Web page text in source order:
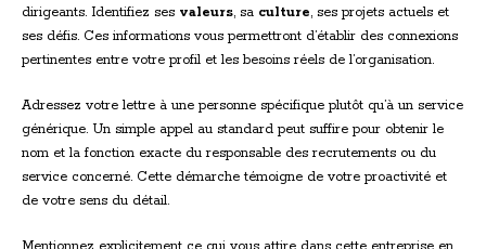
dirigeants. Identifiez ses valeurs, sa culture, ses projets actuels et
ses défis. Ces informations vous permettront d’établir des connexions
pertinentes entre votre profil et les besoins réels de l’organisation.
Adressez votre lettre à une personne spécifique plutôt qu’à un service
générique. Un simple appel au standard peut suffire pour obtenir le
nom et la fonction exacte du responsable des recrutements ou du
service concerné. Cette démarche témoigne de votre proactivité et
de votre sens du détail.